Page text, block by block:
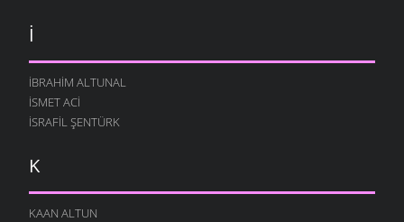
İ
İBRAHIM ALTUNAL
İSMET ACI
İSRAFIL ŞENTÜRK
K
KAAN ALTUN